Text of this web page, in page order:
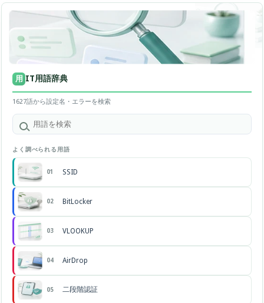
用 IT用語辞典
1627語から設定名・エラーを検索
よく調べられる用語
01 SSID
02 BitLocker
03 VLOOKUP
04 AirDrop
05 二段階認証